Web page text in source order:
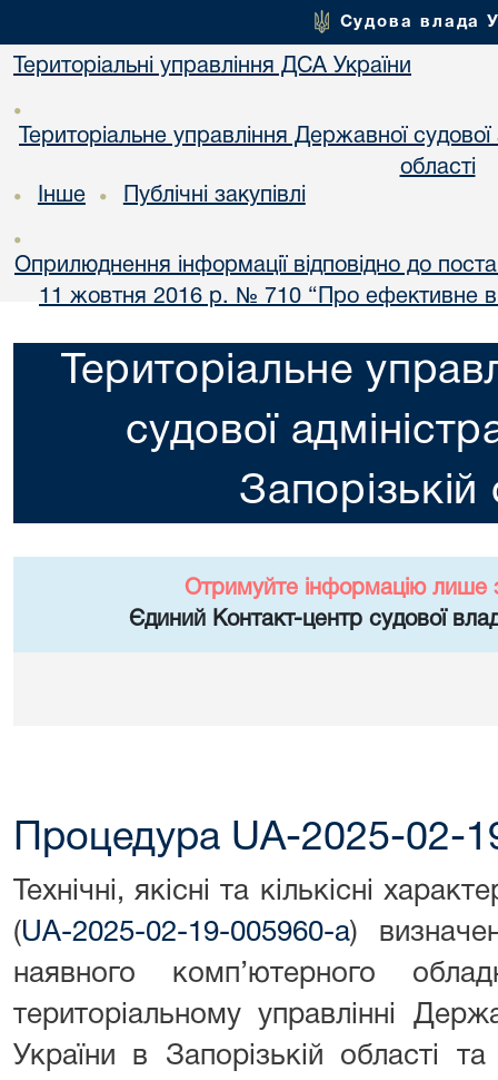
Судова влада
Територіальні управління ДСА України
•
Територіальне управління Державної судової
області
• Інше • Публічні закупівлі
•
Оприлюднення інформації відповідно до
11 жовтня 2016 р. № 710 “Про ефективне
Територіальне
судової
Запорізькій
Отримуйте інформацію лише
Єдиний Контакт-центр судової
Процедура UA-2025-02-
Технічні, якісні та кількісні
(UA-2025-02-19-005960-a)
наявного комп’ютерного
територіальному управлінні
України в Запорізькій області